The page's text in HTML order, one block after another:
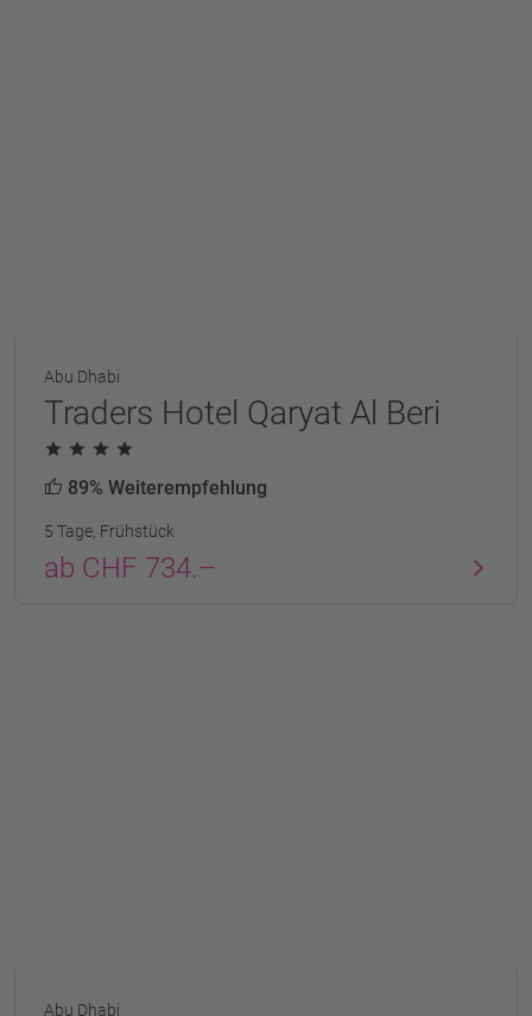
Abu Dhabi
Traders Hotel Qaryat Al Beri
89% Weiterempfehlung
5 Tage, Frühstück
ab CHF 734.–
Abu Dhabi